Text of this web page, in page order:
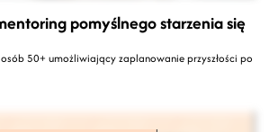
pomyślnego starzenia się
50+ umożliwiający zaplanowanie przyszłości po